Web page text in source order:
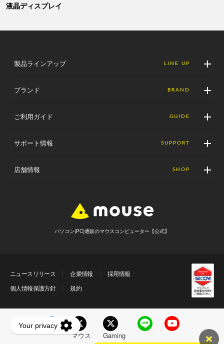
液晶ディスプレイ
製品ラインアップ LINE UP
ブランド BRAND
ご利用ガイド GUIDE
サポート情報 SUPPORT
店舗情報 SHOP
パソコン(PC)通販のマウスコンピューター【公式】
ニュースリリース 企業情報
採用情報
個人情報保護方針
規約
マウス Gaming